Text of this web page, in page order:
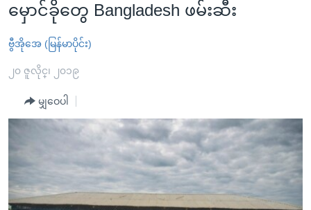
Link
များ
ပင်မ
ကျော်
ပင်မ
အ
ကမ္ဘာ့သတင်းများ
နိုင်ငံတကာ
အစ္စရေး-ပါလက်စတိုင်း
ဗွီဒီယို
အင်္ဂလိပ်စာလေ့လာမယ်
အမေရိကန်သုံးအီဒီယံ
မကြေးမုံရဲ့ အင်္ဂလိပ်စာ
ရုပ်ရှင်ထဲက အင်္ဂလိပ်စာ
အပတ်စဉ်ကဏ္ဍများ
ရေဒီယို
တီဗွီ
ရေဒီယိုနှင့်ရုပ်သံ အချက်အလက်များ
ရေဒီယို/တီဗွီအစီအစဉ်
မှောင်ခိုတွေ Bangladesh ဖမ်းဆီး
ဗွီအိုအေ (မြန်မာပိုင်း)
၂၀ ဇူလိုင္၊ ၂၀၁၉
မျှဝေပါ